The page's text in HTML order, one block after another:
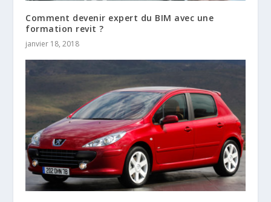
Comment devenir expert du BIM avec une
formation revit ?
janvier 18, 2018